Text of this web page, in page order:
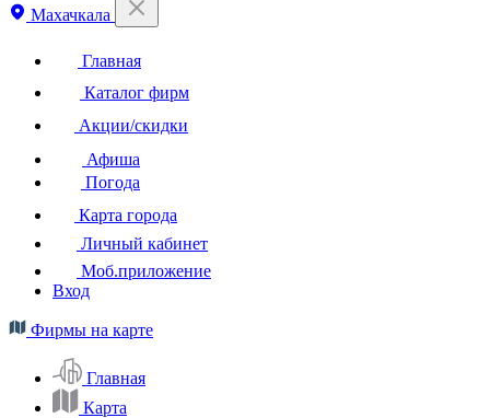
Махачкала
Главная
Каталог фирм
Акции/скидки
Афиша
Погода
Карта города
Личный кабинет
Моб.приложение
Вход
Фирмы на карте
Главная
Карта